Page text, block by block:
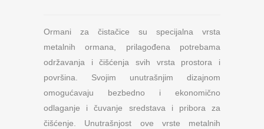
Ormani za čistačice su specijalna vrsta
metalnih ormana, prilagođena potrebama
održavanja i čišćenja svih vrsta prostora i
površina. Svojim unutrašnjim dizajnom
omogućavaju bezbedno i ekonomično
odlaganje i čuvanje sredstava i pribora za
čišćenje. Unutrašnjost ove vrste metalnih